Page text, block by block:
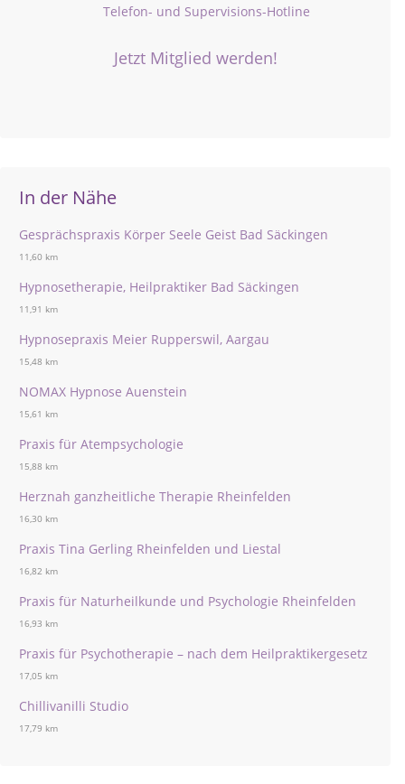
Telefon- und Supervisions-Hotline
Jetzt Mitglied werden!
In der Nähe
Gesprächspraxis Körper Seele Geist Bad Säckingen
11,60 km
Hypnosetherapie, Heilpraktiker Bad Säckingen
11,91 km
Hypnosepraxis Meier Rupperswil, Aargau
15,48 km
NOMAX Hypnose Auenstein
15,61 km
Praxis für Atempsychologie
15,88 km
Herznah ganzheitliche Therapie Rheinfelden
16,30 km
Praxis Tina Gerling Rheinfelden und Liestal
16,82 km
Praxis für Naturheilkunde und Psychologie Rheinfelden
16,93 km
Praxis für Psychotherapie – nach dem Heilpraktikergesetz
17,05 km
Chillivanilli Studio
17,79 km